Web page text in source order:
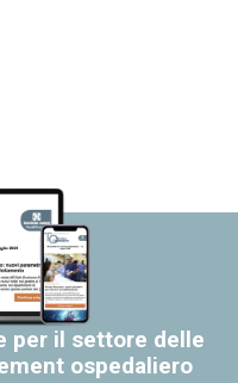
per il settore delle
ospedaliero